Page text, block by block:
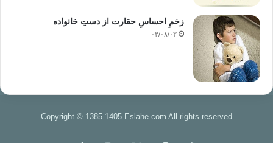
زخمِ احساسِ حقارت از دستِ خانواده
۰۴/۰۸/۰۳
Copyright © 1385-1405 Eslahe.com All rights reserved